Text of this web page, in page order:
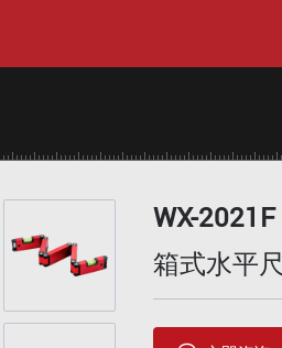
WX-2021F
箱式水平尺